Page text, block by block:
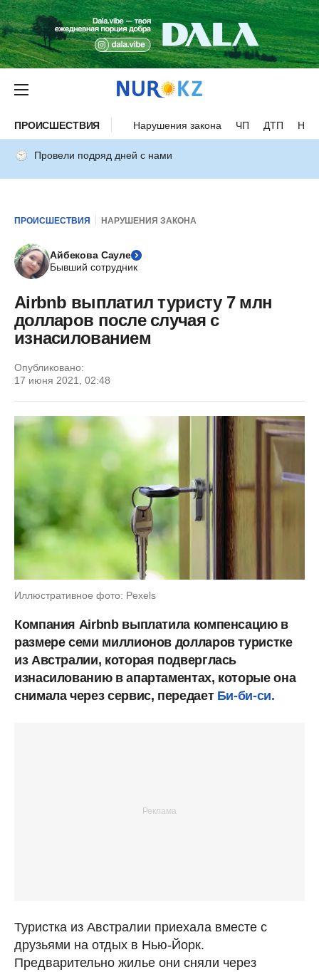
ПРОИСШЕСТВИЯ Нарушения закона ЧП ДТП
Провели подряд дней с нами
ПРОИСШЕСТВИЯ НАРУШЕНИЯ ЗАКОНА
Айбекова Сауле
Бывший сотрудник
Airbnb выплатил туристу 7 млн
долларов после случая с
изнасилованием
Опубликовано:
17 июня 2021, 02:48
Иллюстративное фото: Pexels
Компания Airbnb выплатила компенсацию в
размере семи миллионов долларов туристке
из Австралии, которая подверглась
изнасилованию в апартаментах, которые она
снимала через сервис, передает Би-би-си.
Туристка из Австралии приехала вместе с
друзьями на отдых в Нью-Йорк.
Предварительно жилье они сняли через